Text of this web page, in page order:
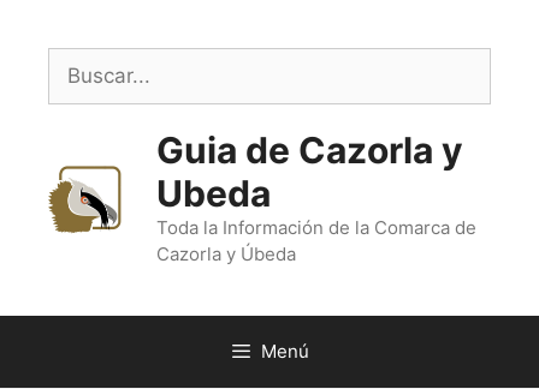
contenido
Buscar:
Guia de Cazorla y
Ubeda
Toda la Información de la Comarca de
Cazorla y Úbeda
Menú